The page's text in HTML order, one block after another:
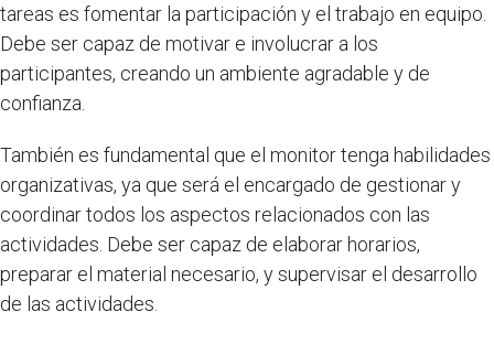
tareas es fomentar la participación y el trabajo en equipo.
Debe ser capaz de motivar e involucrar a los
participantes, creando un ambiente agradable y de
confianza.
También es fundamental que el monitor tenga habilidades
organizativas, ya que será el encargado de gestionar y
coordinar todos los aspectos relacionados con las
actividades. Debe ser capaz de elaborar horarios,
preparar el material necesario, y supervisar el desarrollo
de las actividades.